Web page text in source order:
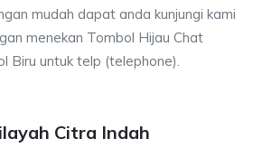
mudah dapat anda kunjungi kami
menekan Tombol Hijau Chat
Biru untuk telp (telephone).
Citra Indah